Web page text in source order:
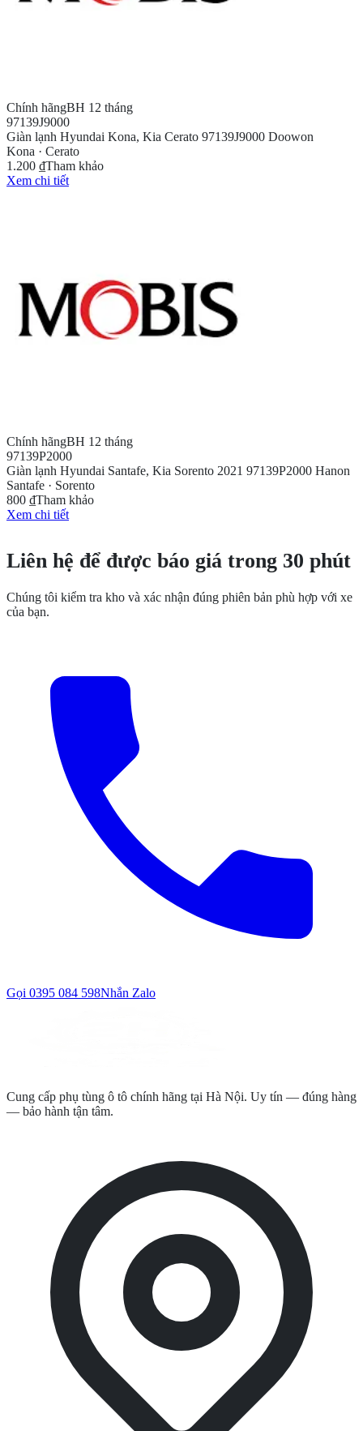
Chính hãngBH 12 tháng
97139J9000
Giàn lạnh Hyundai Kona, Kia Cerato 97139J9000 Doowon
Kona · Cerato
1.200 ₫Tham khảo
Xem chi tiết
Chính hãngBH 12 tháng
97139P2000
Giàn lạnh Hyundai Santafe, Kia Sorento 2021 97139P2000 Hanon
Santafe · Sorento
800 ₫Tham khảo
Xem chi tiết
Liên hệ để được báo giá trong 30 phút
Chúng tôi kiểm tra kho và xác nhận đúng phiên bản phù hợp với xe
của bạn.
Gọi 0395 084 598Nhắn Zalo
Cung cấp phụ tùng ô tô chính hãng tại Hà Nội. Uy tín — đúng hàng
— bảo hành tận tâm.